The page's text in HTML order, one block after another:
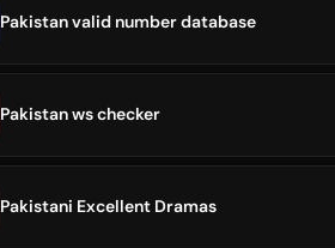
Pakistan valid number database
Pakistan ws checker
Pakistani Excellent Dramas